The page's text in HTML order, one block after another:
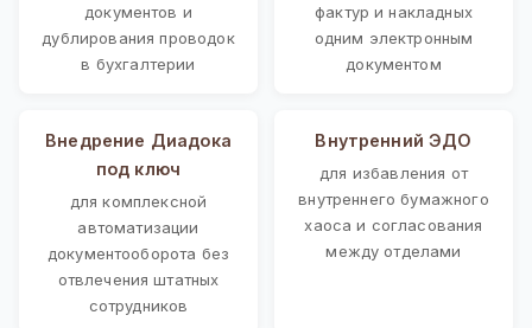
документов и
дублирования проводок
в бухгалтерии
фактур и накладных
одним электронным
документом
Внедрение Диадока
под ключ
для комплексной
автоматизации
документооборота без
отвлечения штатных
сотрудников
Внутренний ЭДО
для избавления от
внутреннего бумажного
хаоса и согласования
между отделами